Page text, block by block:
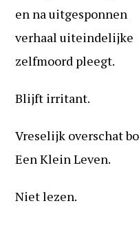
en na uitgesponnen
verhaal uiteindelijke
zelfmoord pleegt.
Blijft irritant.
Vreselijk overschat
Een Klein Leven.
Niet lezen.